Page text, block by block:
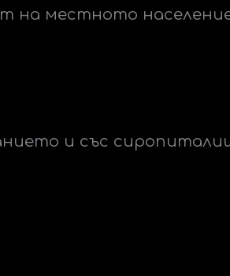
на местното
и със